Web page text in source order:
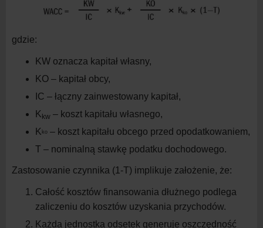
gdzie:
KW oznacza kapitał własny,
KO – kapitał obcy,
IC – łączny zainwestowany kapitał,
K kw – koszt kapitału własnego,
K ko – koszt kapitału obcego przed opodatkowaniem,
T – nominalną stawkę podatku dochodowego.
Zastosowanie czynnika (1 -T) implikuje założenie, że:
Całość kosztów finansowania dłużnego podlega
zaliczeniu do kosztów uzyskania przychodów.
Każda jednostka odsetek generuje oszczędność